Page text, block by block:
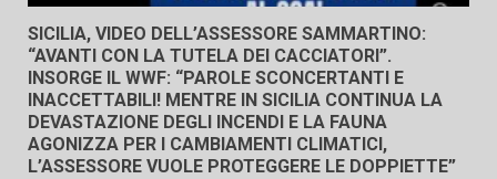
SICILIA, VIDEO DELL’ASSESSORE SAMMARTINO:
“AVANTI CON LA TUTELA DEI CACCIATORI”.
INSORGE IL WWF: “PAROLE SCONCERTANTI E
INACCETTABILI! MENTRE IN SICILIA CONTINUA LA
DEVASTAZIONE DEGLI INCENDI E LA FAUNA
AGONIZZA PER I CAMBIAMENTI CLIMATICI,
L’ASSESSORE VUOLE PROTEGGERE LE DOPPIETTE”